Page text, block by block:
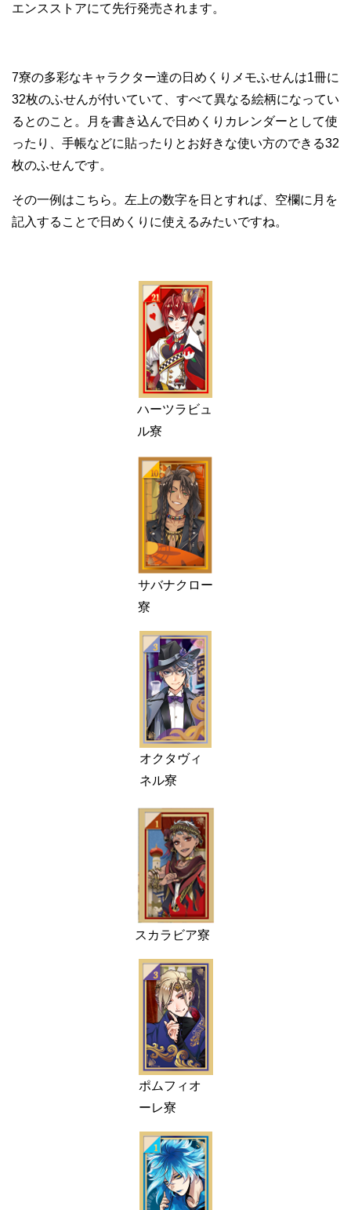
エンスストアにて先行発売されます。
7寮の多彩なキャラクター達の日めくりメモふせんは1冊に
32枚のふせんが付いていて、すべて異なる絵柄になってい
るとのこと。月を書き込んで日めくりカレンダーとして使
ったり、手帳などに貼ったりとお好きな使い方のできる32
枚のふせんです。
その一例はこちら。左上の数字を日とすれば、空欄に月を
記入することで日めくりに使えるみたいですね。
ハーツラビュ
ル寮
サバナクロー
寮
オクタヴィ
ネル寮
スカラビア寮
ポムフィオ
ーレ寮